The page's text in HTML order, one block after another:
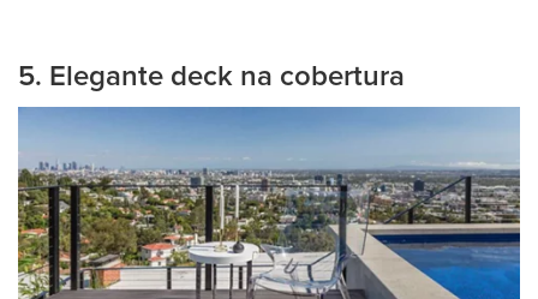
5. Elegante deck na cobertura